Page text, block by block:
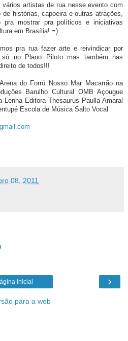
artistas de rua nesse evento com
histórias, capoeira e outras atrações,
pra mostrar pra políticos e iniciativas
em Brasília! =)
pra rua fazer arte e reivindicar por
só no Plano Piloto mas também nas
de todos!!!
do Forró Nosso Mar Macarrão na
Barulho Cultural OMB Açougue
Lenha Editora Thesaurus Paulla Amaral
Escola de Música Salto Vocal
08, 2011
›
inicial
para a web